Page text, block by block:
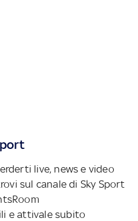
live, news e video
sul canale di Sky Sport
e attivale subito